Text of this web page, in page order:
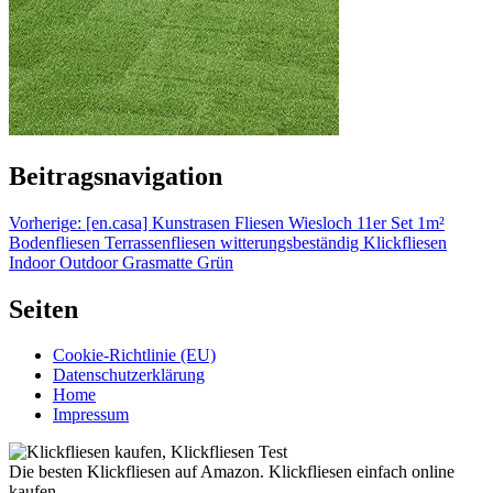
Beitragsnavigation
Vorherige: [en.casa] Kunstrasen Fliesen Wiesloch 11er Set 1m²
Bodenfliesen Terrassenfliesen witterungsbeständig Klickfliesen
Indoor Outdoor Grasmatte Grün
Seiten
Cookie-Richtlinie (EU)
Datenschutzerklärung
Home
Impressum
Die besten Klickfliesen auf Amazon. Klickfliesen einfach online